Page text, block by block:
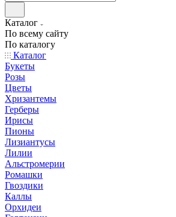
Каталог
По всему сайту
По каталогу
Каталог
Букеты
Розы
Цветы
Хризантемы
Герберы
Ирисы
Пионы
Лизиантусы
Лилии
Альстромерии
Ромашки
Гвоздики
Каллы
Орхидеи